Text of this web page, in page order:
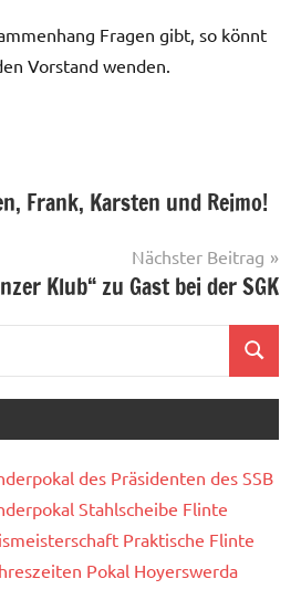
Fragen gibt, so könnt
Vorstand wenden.
Frank, Karsten und Reimo!
Nächster Beitrag
Klub“ zu Gast bei der SGK
Suchen
des Präsidenten des SSB
Stahlscheibe Flinte
Praktische Flinte
Pokal Hoyerswerda